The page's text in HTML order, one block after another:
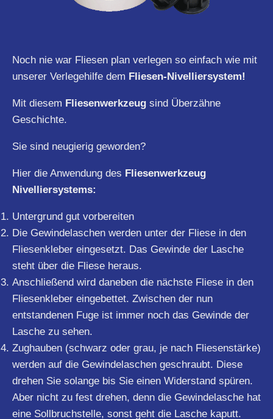
Noch nie war Fliesen plan verlegen so einfach wie mit
unserer Verlegehilfe dem Fliesen-Nivelliersystem!
Mit diesem Fliesenwerkzeug sind Überzähne
Geschichte.
Sie sind neugierig geworden?
Hier die Anwendung des Fliesenwerkzeug
Nivelliersystems:
Untergrund gut vorbereiten
Die Gewindelaschen werden unter der Fliese in den
Fliesenkleber eingesetzt. Das Gewinde der Lasche
steht über die Fliese heraus.
Anschließend wird daneben die nächste Fliese in den
Fliesenkleber eingebettet. Zwischen der nun
entstandenen Fuge ist immer noch das Gewinde der
Lasche zu sehen.
Zughauben (schwarz oder grau, je nach Fliesenstärke)
werden auf die Gewindelaschen geschraubt. Diese
drehen Sie solange bis Sie einen Widerstand spüren.
Aber nicht zu fest drehen, denn die Gewindelasche hat
eine Sollbruchstelle, sonst geht die Lasche kaputt.